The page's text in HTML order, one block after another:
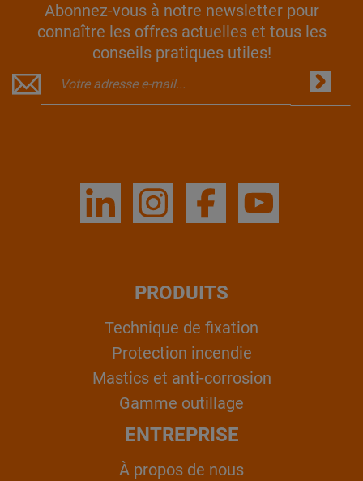
Abonnez-vous à notre newsletter pour
connaître les offres actuelles et tous les
conseils pratiques utiles!
PRODUITS
Technique de fixation
Protection incendie
Mastics et anti-corrosion
Gamme outillage
ENTREPRISE
À propos de nous